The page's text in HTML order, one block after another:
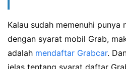
Kalau sudah memenuhi punya
dengan syarat mobil Grab,
adalah mendaftar Grabcar.
jelas tentang syarat daftar